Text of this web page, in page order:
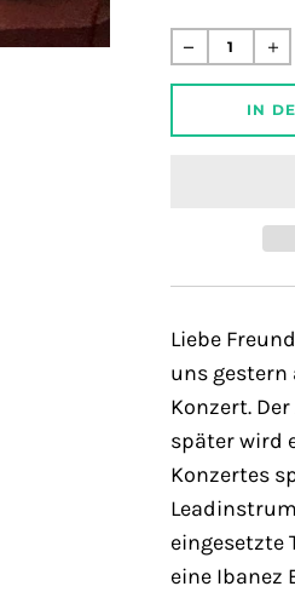
Normaler
Preis
IN
Liebe
uns gestern
Konzert.
später wird
Konzertes
eingesetzte
eine Ibanez